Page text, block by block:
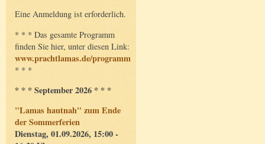
Eine Anmeldung ist erforderlich.
* * * Das gesamte Programm
finden Sie hier, unter diesen Link:
www.prachtlamas.de/programm
* * *
* * * September 2026 * * *
"Lamas hautnah" zum Ende
der Sommerferien
Dienstag, 01.09.2026, 15:00 -